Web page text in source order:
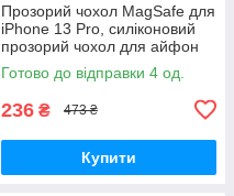
Прозорий чохол MagSafe для
iPhone 13 Pro, силіконовий
прозорий чохол для айфон
13 про кільце, айфон 13 про
Готово до відправки 4 од.
236 ₴ 473 ₴
Купити